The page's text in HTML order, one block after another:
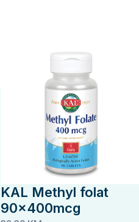
KAL Methyl folat
90x400mcg